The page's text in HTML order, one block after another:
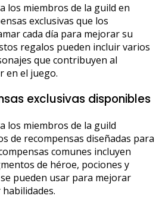
los miembros de la guild en
exclusivas que los
cada día para mejorar su
regalos pueden incluir varios
que contribuyen al
en el juego.
exclusivas disponibles
los miembros de la guild
de recompensas diseñadas para
comunes incluyen
de héroe, pociones y
pueden usar para mejorar